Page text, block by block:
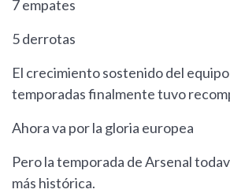
7 empates
5 derrotas
El crecimiento sostenido del
temporadas finalmente tuvo
Ahora va por la gloria europea
Pero la temporada de Arsenal
más histórica.